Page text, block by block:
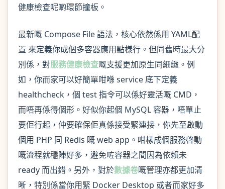
健康檢查呢啲環節撞板。
最新嘅 Compose File 語法，核心依然係用 YAML配
置 來定義你成個多容器應用點樣行。但同舊時最大分
別係，對服務健康檢查嘅支援更加原生同細緻。例
如，你而家可以好簡單咁喺 service 底下定義
healthcheck，個 test 指令可以係好靈活嘅 CMD，
而唔再係得個形。好似你起個 MySQL 容器，唔單止
要佢行起，仲要確保佢真係接受緊連接，你先至啟動
個用 PHP 同 Redis 嘅 web app。咁樣成個服務啓動
嘅流程就穩陣好多，避免咗容器之間因為依賴未
ready 而出錯。另外，對於數據卷嘅管理亦都更加清
晰，特別係當你用緊 Docker Desktop 或者而家好多